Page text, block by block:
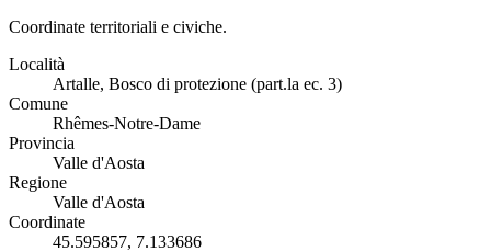
Coordinate territoriali e civiche.
Località
Artalle, Bosco di protezione (part.la ec. 3)
Comune
Rhêmes-Notre-Dame
Provincia
Valle d'Aosta
Regione
Valle d'Aosta
Coordinate
45.595857, 7.133686